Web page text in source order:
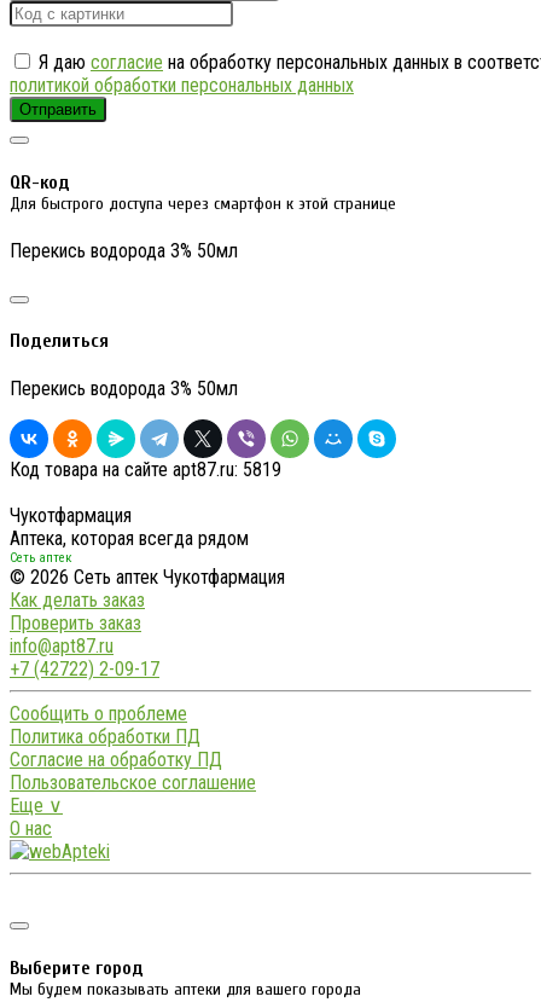
Я даю согласие на обработку персональных данных в
политикой обработки персональных данных
Отправить
QR-код
Для быстрого доступа через смартфон к этой странице
Перекись водорода 3% 50мл
Поделиться
Перекись водорода 3% 50мл
Код товара на сайте apt87.ru: 5819
Чукотфармация
Аптека, которая всегда рядом
Сеть аптек
© 2026 Сеть аптек Чукотфармация
Как делать заказ
Проверить заказ
info@apt87.ru
+7 (42722) 2-09-17
Сообщить о проблеме
Политика обработки ПД
Согласие на обработку ПД
Пользовательское соглашение
Еще ∨
О нас
Выберите город
Мы будем показывать аптеки для вашего города